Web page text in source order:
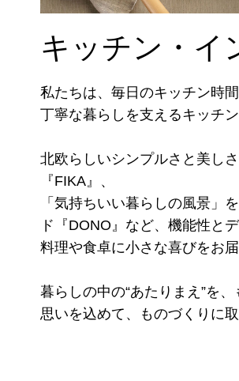
キッチン・イ
私たちは、毎日のキッチン時
丁寧な暮らしを支えるキッチ
北欧らしいシンプルさと美し
『FIKA』、
「気持ちいい暮らしの風景」
ド『DONO』など、機能性と
料理や食卓に小さな喜びをお
暮らしの中の“あたりまえ”を
思いを込めて、ものづくりに